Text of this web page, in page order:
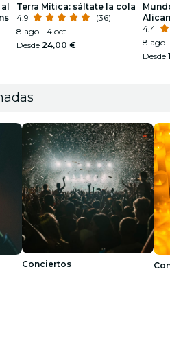
Terra Mítica: sáltate la cola
4.9
(36)
8 ago - 4 oct
Desde 24,00 €
4.4
8 ago
Desde
Conciertos